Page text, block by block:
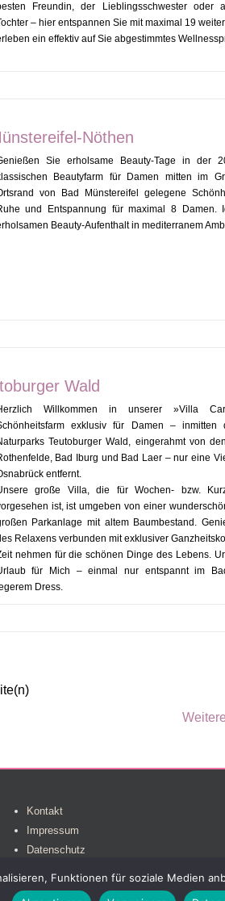
Freundin, der Lieblingsschwester oder
– hier entspannen Sie mit maximal 19
ein effektiv auf Sie abgestimmtes
Nöthen
Sie erholsame Beauty-Tage in der
Beautyfarm für Damen mitten im
von Bad Münstereifel gelegene
und Entspannung für maximal 8 Damen.
Beauty-Aufenthalt in mediterranem
Wald
Willkommen in unserer »Villa
exklusiv für Damen – inmitten
Teutoburger Wald, eingerahmt von
Bad Iburg und Bad Laer – nur eine
entfernt.
große Villa, die für Wochen- bzw.
ist, ist umgeben von einer
Parkanlage mit altem Baumbestand.
Relaxens verbunden mit exklusiver
nehmen für die schönen Dinge des Lebens.
für Mich – einmal nur entspannt im
Dress.
Kontakt
Impressum
Datenschutz
Funktionen für soziale Medien